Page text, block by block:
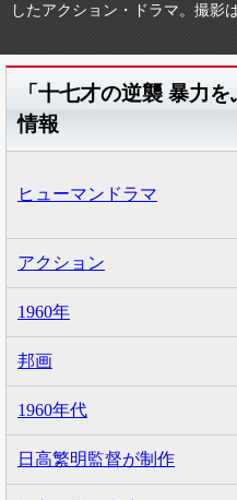
したアクション・ドラマ。撮影
「十七才の逆襲 暴力
情報
ヒューマンドラマ
アクション
1960年
邦画
1960年代
日高繁明監督が制作